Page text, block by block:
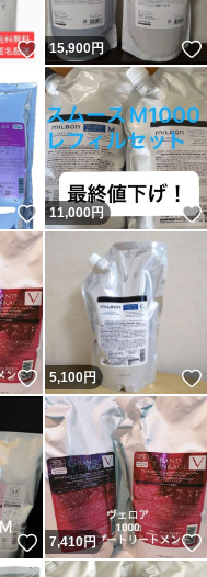
いいね！
15,900円
いいね！
11,000円
いいね！
5,100円
いいね！
7,410円